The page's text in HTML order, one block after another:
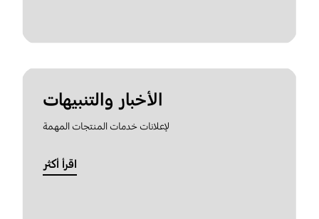
الأخبار والتنبيهات
لإعلانات خدمات المنتجات المهمة
اقرأ أكثر